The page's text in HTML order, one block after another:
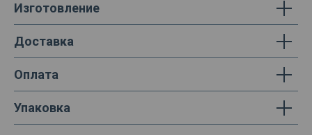
Изготовление
Доставка
Оплата
Упаковка